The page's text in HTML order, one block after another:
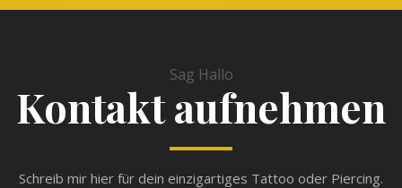
Sag Hallo
Kontakt aufnehmen
Schreib mir hier für dein einzigartiges Tattoo oder Piercing.